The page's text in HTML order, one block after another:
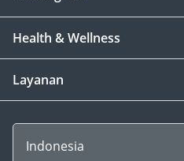
Health & Wellness
Layanan
Indonesia